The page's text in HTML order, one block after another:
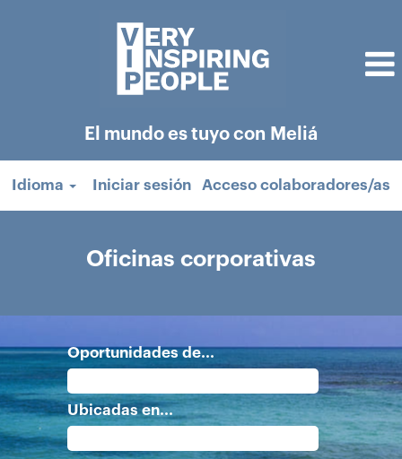
El mundo es tuyo con Meliá
Idioma Iniciar sesión Acceso colaboradores/as
Oficinas corporativas
Oportunidades de...
Ubicadas en...